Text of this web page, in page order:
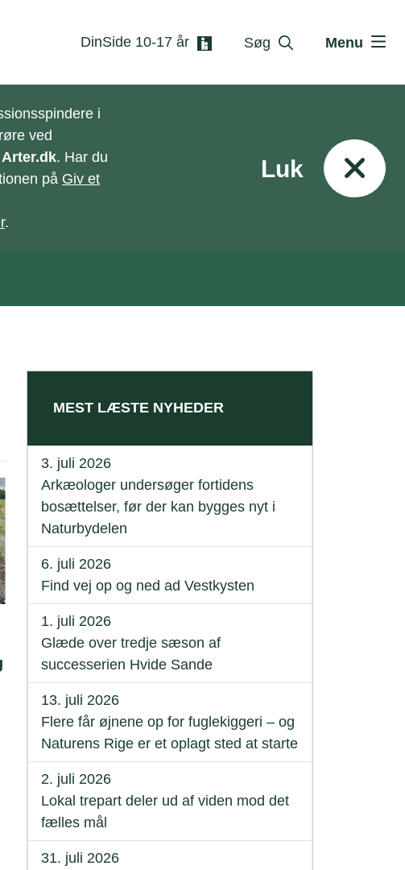
DinSide 10-17 år Søg Menu
i
ved
Arter.dk. Har du
på Giv et
.
Luk
MEST LÆSTE NYHEDER
3. juli 2026
Arkæologer undersøger fortidens
bosættelser, før der kan bygges nyt i
Naturbydelen
6. juli 2026
Find vej op og ned ad Vestkysten
1. juli 2026
Glæde over tredje sæson af
successerien Hvide Sande
13. juli 2026
Flere får øjnene op for fuglekiggeri – og
Naturens Rige er et oplagt sted at starte
2. juli 2026
Lokal trepart deler ud af viden mod det
fælles mål
31. juli 2026